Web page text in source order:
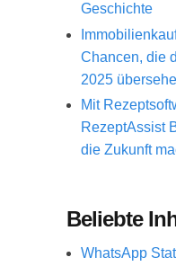
Geschichte
Chancen, die
2025
Mit
RezeptAssist
die Zukunft
Beliebte
WhatsApp